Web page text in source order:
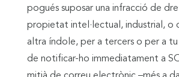
pogués suposar una infracció de
propietat intel·lectual, industrial, o
altra índole, per a tercers o per a tu
de notificar-ho immediatament a